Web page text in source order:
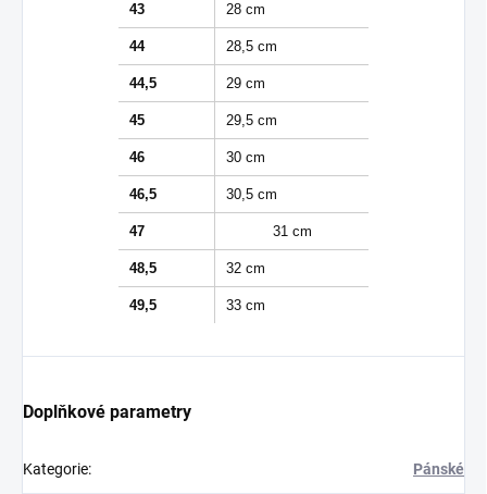
43 28 cm
44 28,5 cm
44,5 29 cm
45 29,5 cm
46 30 cm
46,5 30,5 cm
47 31 cm
48,5 32 cm
49,5 33 cm
Doplňkové parametry
Kategorie: Pánské